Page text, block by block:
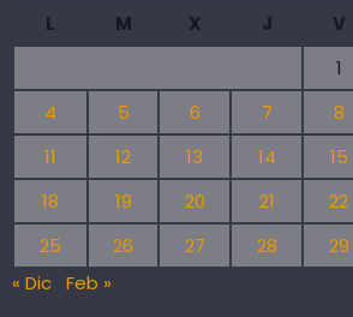
L M X J V
1
4
5 6 7 8
11
12 13 14 15
18
19 20 21 22
25
26 27 28 29
« Dic Feb »